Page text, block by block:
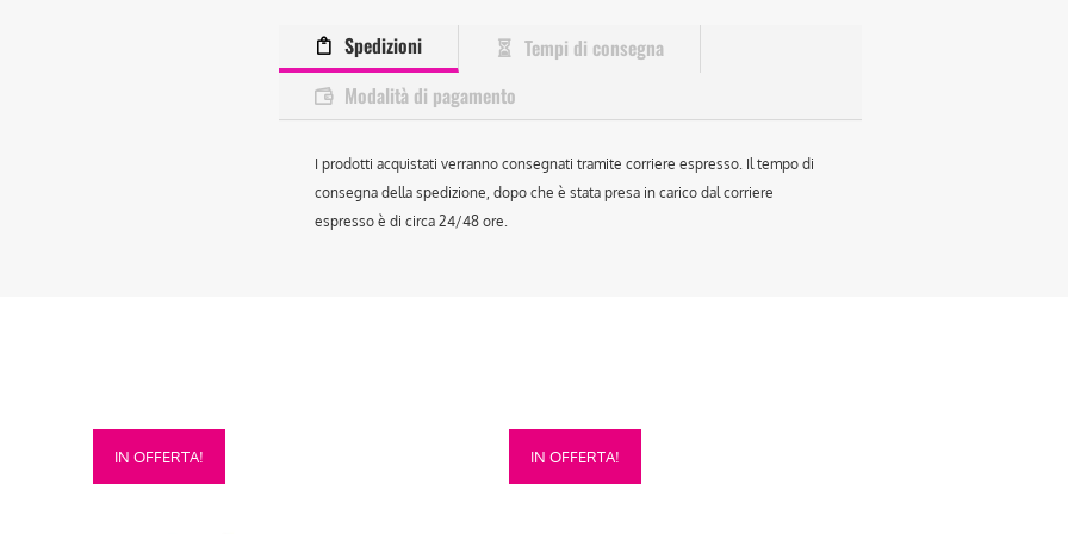
Spedizioni
Tempi di consegna
Modalità di pagamento
I prodotti acquistati verranno consegnati tramite corriere espresso. Il tempo di
consegna della spedizione, dopo che è stata presa in carico dal corriere
espresso è di circa 24/48 ore.
IN OFFERTA!
Questo
prodotto
IN OFFERTA!
Questo
prodotto